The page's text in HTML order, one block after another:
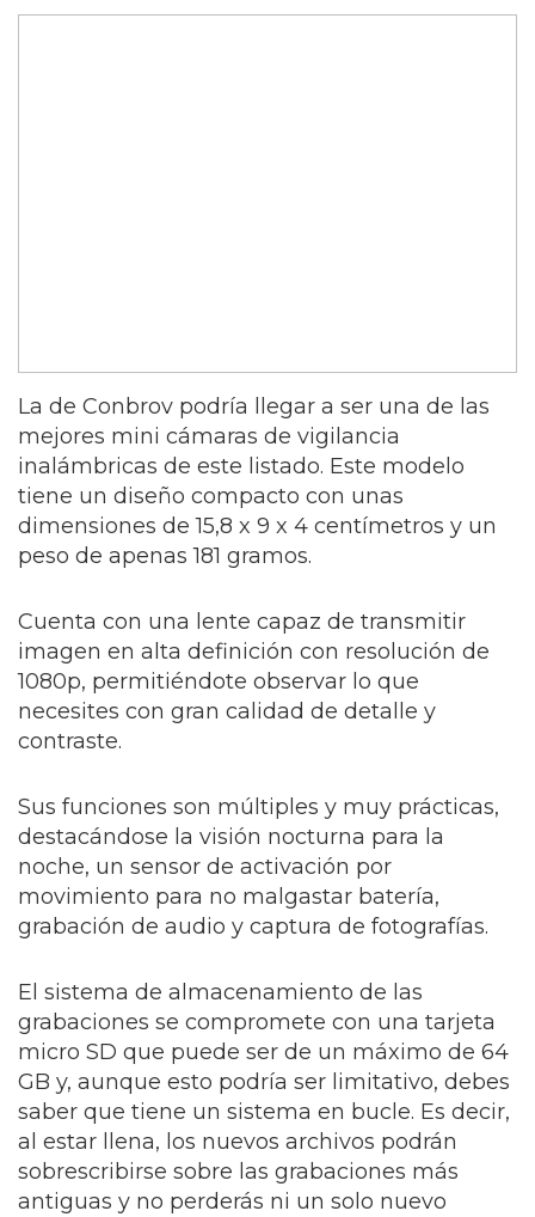
La de Conbrov podría llegar a ser una de las
mejores mini cámaras de vigilancia
inalámbricas de este listado. Este modelo
tiene un diseño compacto con unas
dimensiones de 15,8 x 9 x 4 centímetros y un
peso de apenas 181 gramos.
Cuenta con una lente capaz de transmitir
imagen en alta definición con resolución de
1080p, permitiéndote observar lo que
necesites con gran calidad de detalle y
contraste.
Sus funciones son múltiples y muy prácticas,
destacándose la visión nocturna para la
noche, un sensor de activación por
movimiento para no malgastar batería,
grabación de audio y captura de fotografías.
El sistema de almacenamiento de las
grabaciones se compromete con una tarjeta
micro SD que puede ser de un máximo de 64
GB y, aunque esto podría ser limitativo, debes
saber que tiene un sistema en bucle. Es decir,
al estar llena, los nuevos archivos podrán
sobrescribirse sobre las grabaciones más
antiguas y no perderás ni un solo nuevo